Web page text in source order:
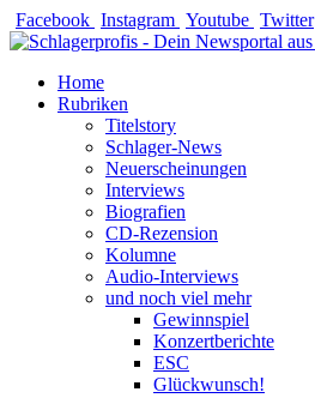
Zum
Inhalt
Facebook Instagram Youtube Twitter
Home
Rubriken
Titelstory
Schlager-News
Neuerscheinungen
Interviews
Biografien
CD-Rezension
Kolumne
Audio-Interviews
und noch viel mehr
Gewinnspiel
Konzertberichte
ESC
Glückwunsch!